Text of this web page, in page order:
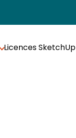
Licences SketchUp